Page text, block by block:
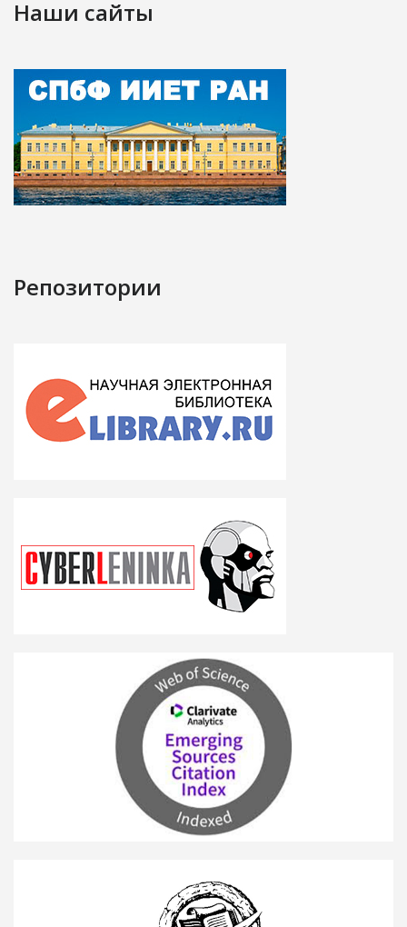
Наши сайты
Репозитории